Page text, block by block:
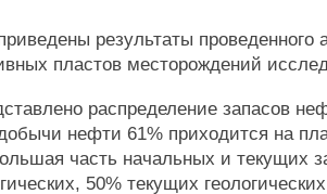
результаты проведенного
пластов месторождений
распределение запасов
нефти 61% приходится на
часть начальных и текущих
50% текущих